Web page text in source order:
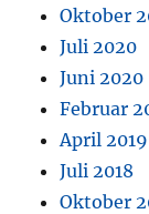
Oktober
Juli 2020
Juni 2020
Februar
April 2019
Juli 2018
Oktober